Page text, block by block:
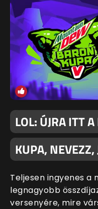
LOL: ÚJRA ITT
KUPA, NEVEZZ,
Teljesen ingyenes a
legnagyobb
versenyére, mire